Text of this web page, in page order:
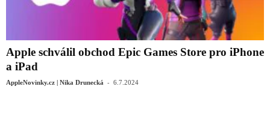
Apple schválil obchod Epic Games Store pro iPhone
a iPad
AppleNovinky.cz | Nika Drunecká - 6.7.2024